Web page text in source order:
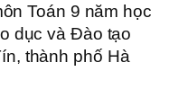
Toán 9 năm học
dục và Đào tạo
thành phố Hà